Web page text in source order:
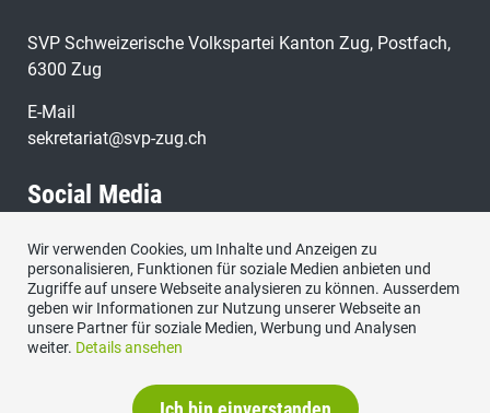
SVP Schweizerische Volkspartei Kanton Zug, Postfach,
6300 Zug
E-Mail
sekretariat@svp-zug.ch
Social Media
Besuchen Sie uns bei:
Wir verwenden Cookies, um Inhalte und Anzeigen zu
personalisieren, Funktionen für soziale Medien anbieten und
Zugriffe auf unsere Webseite analysieren zu können. Ausserdem
geben wir Informationen zur Nutzung unserer Webseite an
unsere Partner für soziale Medien, Werbung und Analysen
weiter. Details ansehen